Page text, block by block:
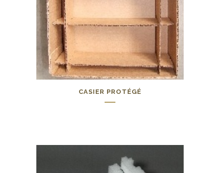
CASIER PROTÉGÉ